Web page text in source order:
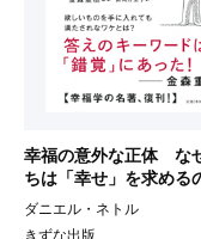
幸福の意外な正体 な
ちは「幸せ」を求める
ダニエル・ネトル
きずな出版